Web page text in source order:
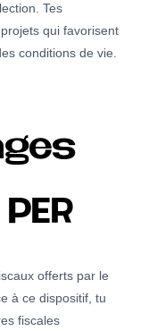
Tes
qui favorisent
conditions de vie.
offerts par le
à ce dispositif, tu
fiscales